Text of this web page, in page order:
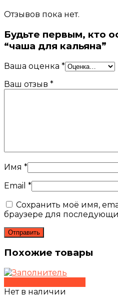
Отзывов пока нет.
Будьте первым, кто
“чаша для кальяна”
Ваша оценка *
Ваш отзыв *
Имя *
Email *
Сохранить моё имя,
браузере для
Похожие товары
Нет в наличии